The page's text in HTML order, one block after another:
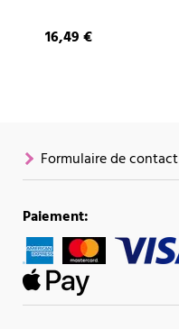
16,49 €
Formulaire de contact
Paiement: